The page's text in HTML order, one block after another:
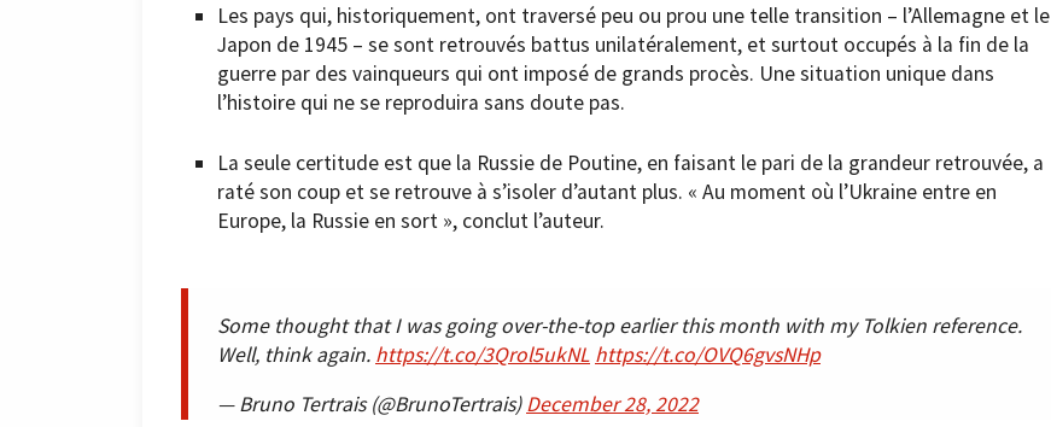
Les pays qui, historiquement, ont traversé peu ou prou une telle transition – l’Allemagne et le
Japon de 1945 – se sont retrouvés battus unilatéralement, et surtout occupés à la fin de la
guerre par des vainqueurs qui ont imposé de grands procès. Une situation unique dans
l’histoire qui ne se reproduira sans doute pas.
La seule certitude est que la Russie de Poutine, en faisant le pari de la grandeur retrouvée, a
raté son coup et se retrouve à s’isoler d’autant plus. « Au moment où l’Ukraine entre en
Europe, la Russie en sort », conclut l’auteur.
Some thought that I was going over-the-top earlier this month with my Tolkien reference.
Well, think again. https://t.co/3Qrol5ukNL https://t.co/OVQ6gvsNHp
— Bruno Tertrais (@BrunoTertrais)December 28, 2022